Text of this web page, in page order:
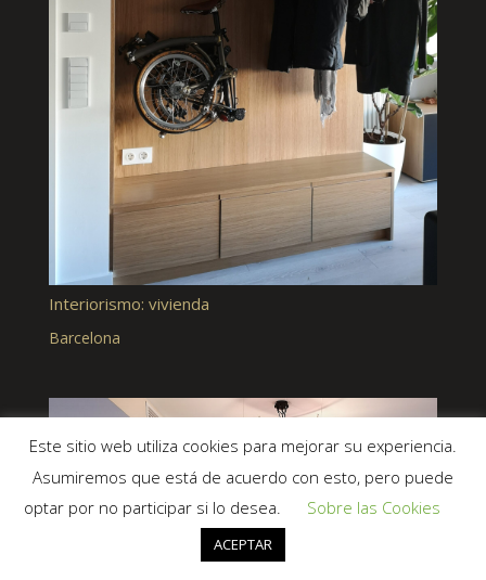
Interiorismo: vivienda
Barcelona
Este sitio web utiliza cookies para mejorar su experiencia.
Asumiremos que está de acuerdo con esto, pero puede
optar por no participar si lo desea.
Sobre las Cookies
ACEPTAR